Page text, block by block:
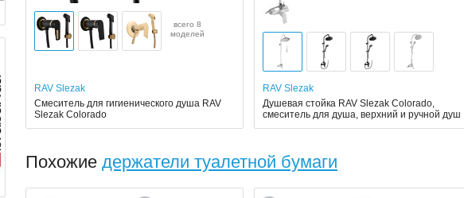
всего 8
моделей
RAV Slezak
Смеситель для гигиенического душа RAV
Slezak Colorado
RAV Slezak
Душевая стойка RAV Slezak Colorado,
смеситель для душа, верхний и ручной душ
Похожие держатели туалетной бумаги